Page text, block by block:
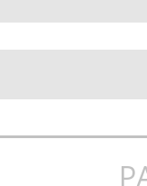
от